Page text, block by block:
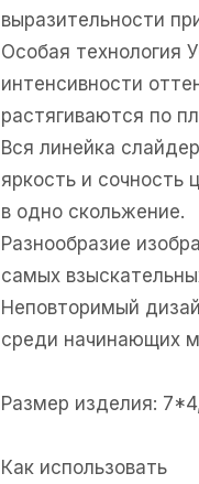
выразительности
Особая технология
интенсивности
растягиваются по
Вся линейка
яркость и сочность
в одно скольжение.
Разнообразие
самых
Неповторимый
среди начинающих
Размер изделия:
Как использовать